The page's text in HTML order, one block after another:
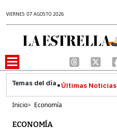
VIERNES 07 AGOSTO 2026
Últimas Noticias
Inicio> Economía
ECONOMÍA